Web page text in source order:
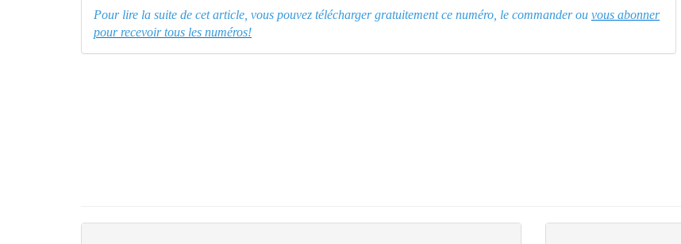
Pour lire la suite de cet article, vous pouvez télécharger gratuitement ce numéro, le commander ou vous abonner
pour recevoir tous les numéros!